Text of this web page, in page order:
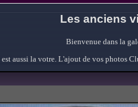
Les anciens
Bienvenue dans la
aussi la votre. L'ajout de vos photos